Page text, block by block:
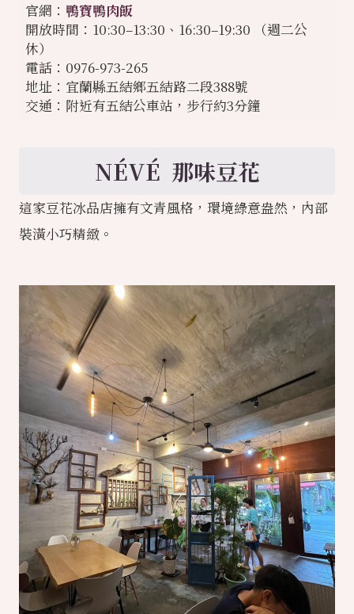
官網： 鴨寶鴨肉飯
開放時間：10:30–13:30、16:30–19:30 （週二公
休）
電話：0976-973-265
地址：宜蘭縣五結鄉五結路二段388號
交通：附近有五結公車站，步行約3分鐘
NÉVÉ 那味豆花
這家豆花冰品店擁有文青風格，環境綠意盎然，內部
裝潢小巧精緻。